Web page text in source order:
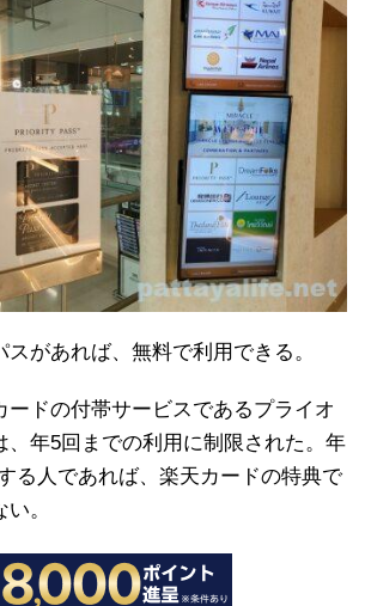
があれば、無料で利用できる。
ードの付帯サービスであるプライオ
、年5回までの利用に制限された。年
る人であれば、楽天カードの特典で
。